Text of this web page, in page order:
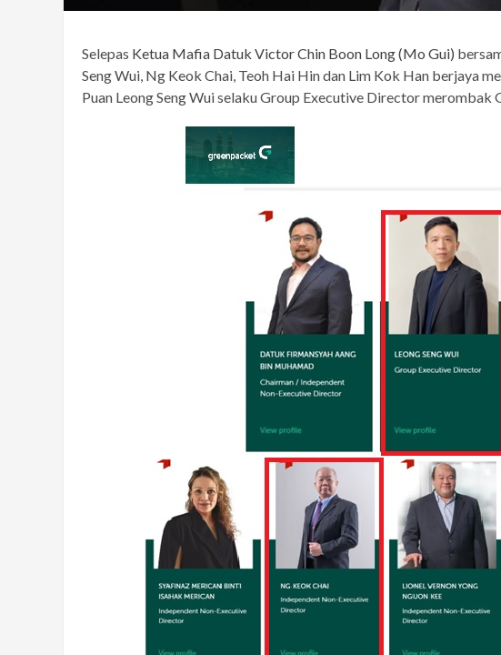
Selepas Ketua Mafia Datuk Victor Chin Boon Long (Mo Gui)
Seng Wui, Ng Keok Chai, Teoh Hai Hin dan Lim Kok Han berjaya
Puan Leong Seng Wui selaku Group Executive Director merombak